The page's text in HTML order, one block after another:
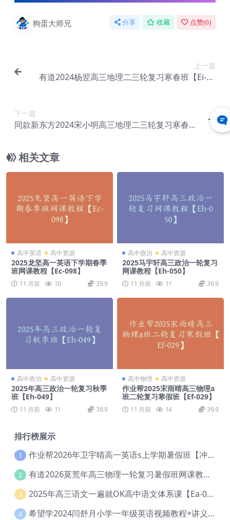
狗蛋大师兄 分享 收藏 点赞(0)
上一篇
有道2024杨翌高三地理二三轮复习寒春班【Ei-03
下一篇
同款新东方2024宋小明高三地理二三轮复习寒春班
相关文章
高中英语 高中资源
2025龙坚高一英语下学期春季
班网课教程【Ec-098】
11 月前 10 39.9
高中政治 高中资源
2025马宇轩高三政治一轮复习
网课教程【Eh-050】
11 月前 11 39.9
高中政治 高中资源
2025年高三政治一轮复习秋季
班【Eh-049】
11 月前 11 39.9
高中物理 高中资源
作业帮2025宋雨晴高三物理a
班二轮复习寒假班【Ef-029】
11 月前 14 39.9
排行榜展示
1 作业帮2026年卫宇晴高一英语s上学期暑假班【冲顶班】【Ec-003】
2 有道2026莫荒年高三物理一轮复习暑假班网课教程【Ef-044】
3 2025年高三语文一遍就OK高中语文体系课【Ea-028】
4 希望学2024闫舒月小学一年级英语视频教程+讲义【Cc-004】